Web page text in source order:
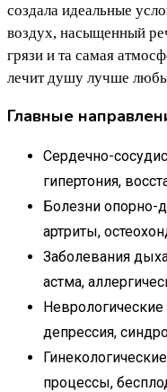
создала идеальные
воздух, насыщенный
грязи и та самая
лечит душу лучше
Главные
Сердечно-
гипертония,
Болезни опорно-
артриты,
Заболевания
астма,
Неврологические
депрессия,
процессы,